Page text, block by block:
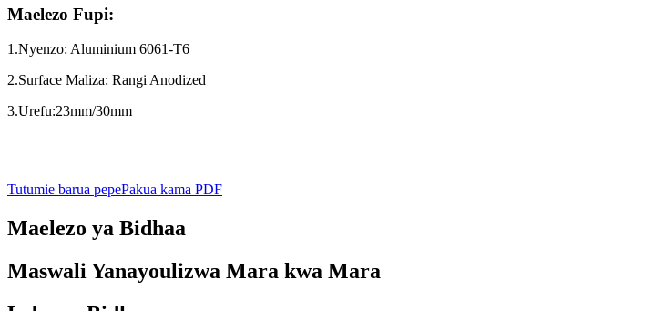
Maelezo Fupi:
1.Nyenzo: Aluminium 6061-T6
2.Surface Maliza: Rangi Anodized
3.Urefu:23mm/30mm
Tutumie barua pepePakua kama PDF
Maelezo ya Bidhaa
Maswali Yanayoulizwa Mara kwa Mara